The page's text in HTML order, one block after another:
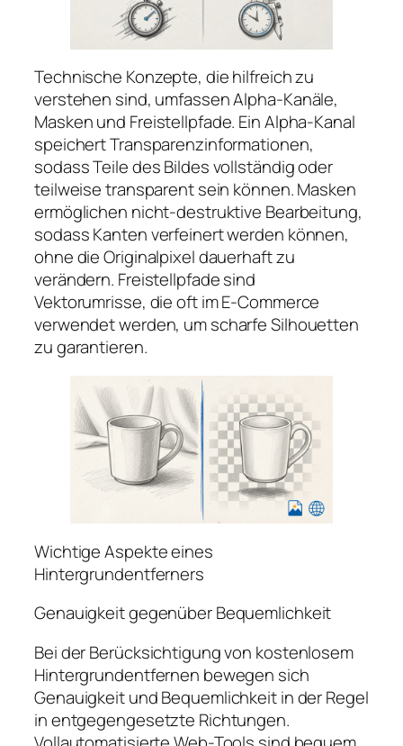
Technische Konzepte, die hilfreich zu
verstehen sind, umfassen Alpha-Kanäle,
Masken und Freistellpfade. Ein Alpha-Kanal
speichert Transparenzinformationen,
sodass Teile des Bildes vollständig oder
teilweise transparent sein können. Masken
ermöglichen nicht-destruktive Bearbeitung,
sodass Kanten verfeinert werden können,
ohne die Originalpixel dauerhaft zu
verändern. Freistellpfade sind
Vektorumrisse, die oft im E-Commerce
verwendet werden, um scharfe Silhouetten
zu garantieren.
Wichtige Aspekte eines
Hintergrundentferners
Genauigkeit gegenüber Bequemlichkeit
Bei der Berücksichtigung von kostenlosem
Hintergrundentfernen bewegen sich
Genauigkeit und Bequemlichkeit in der Regel
in entgegengesetzte Richtungen.